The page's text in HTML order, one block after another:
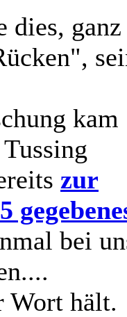
dies, ganz
kam
zur
bei
Wort hält.